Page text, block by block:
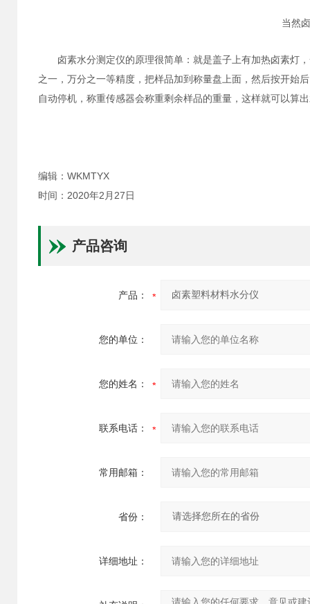
当然
卤素水分测定仪的原理很简单：就是盖子上有加热卤素灯，
之一，万分之一等精度，把样品加到称量盘上面，然后按开始
自动停机，称重传感器会称重剩余样品的重量，这样就可以算
编辑：WKMTYX
时间：2020年2月27日
产品咨询
产品：
您的单位：
您的姓名：
联系电话：
常用邮箱：
省份：
详细地址：